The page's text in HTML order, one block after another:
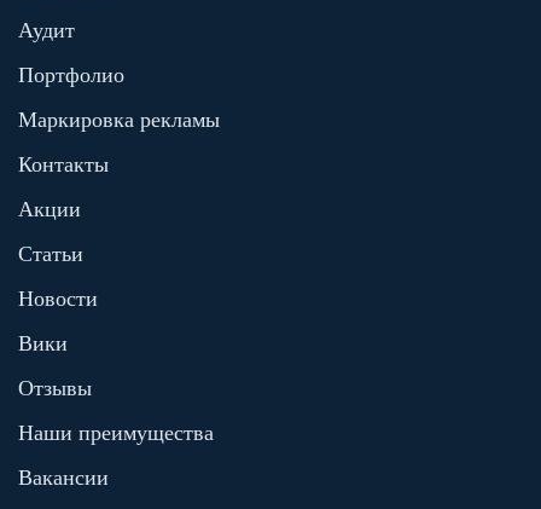
Аудит
Портфолио
Маркировка рекламы
Контакты
Акции
Статьи
Новости
Вики
Отзывы
Наши преимущества
Вакансии